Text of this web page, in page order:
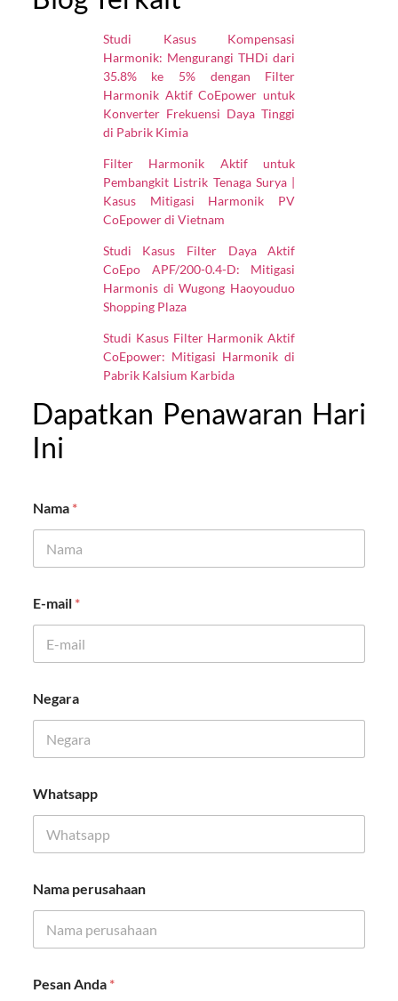
Studi Kasus Kompensasi
Harmonik: Mengurangi THDi dari
35.8% ke 5% dengan Filter
Harmonik Aktif CoEpower untuk
Konverter Frekuensi Daya Tinggi
di Pabrik Kimia
Filter Harmonik Aktif untuk
Pembangkit Listrik Tenaga Surya |
Kasus Mitigasi Harmonik PV
CoEpower di Vietnam
Studi Kasus Filter Daya Aktif
CoEpo APF/200-0.4-D: Mitigasi
Harmonis di Wugong Haoyouduo
Shopping Plaza
Studi Kasus Filter Harmonik Aktif
CoEpower: Mitigasi Harmonik di
Pabrik Kalsium Karbida
Dapatkan Penawaran Hari
Ini
Nama *
E-mail *
a
m
E
m
a
i
*
Negara
Whatsapp
Nama perusahaan
Pesan Anda *